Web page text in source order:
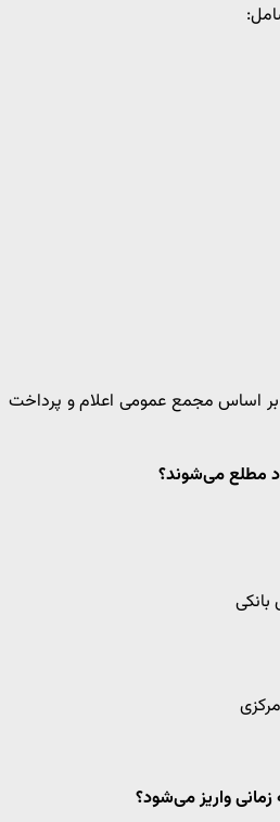
بر اساس مجمع عمومی اعلام و پرداخت
مطلع می‌شوند؟